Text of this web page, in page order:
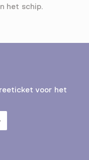
het schip.
voor het